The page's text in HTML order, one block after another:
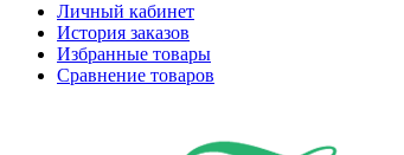
Личный кабинет
История заказов
Избранные товары
Сравнение товаров